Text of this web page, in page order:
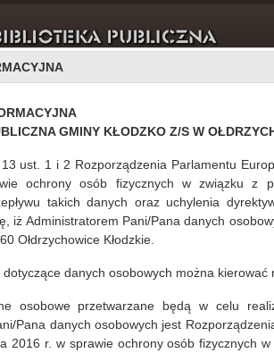
2017
w kosmosie...
27.10.2017
2 Biblioteki Publicznej Gminy Kłodzko
GMINY KŁODZKO Z/S W
ust. 1 i 2 Rozporządzenia Parlamentu
ochrony osób fizycznych w związku z
takich danych oraz uchylenia
iż Administratorem Pani/Pana danych
Ołdrzychowice Kłodzkie.
dotyczące danych osobowych można
osobowe przetwarzane będą w celu
Pana danych osobowych jest
2016 r. w sprawie ochrony osób fizycznych